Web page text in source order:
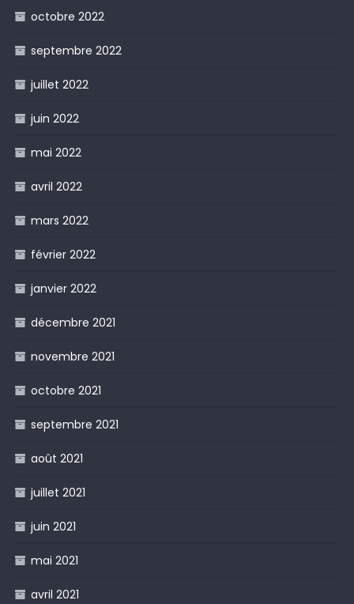
octobre 2022
septembre 2022
juillet 2022
juin 2022
mai 2022
avril 2022
mars 2022
février 2022
janvier 2022
décembre 2021
novembre 2021
octobre 2021
septembre 2021
août 2021
juillet 2021
juin 2021
mai 2021
avril 2021